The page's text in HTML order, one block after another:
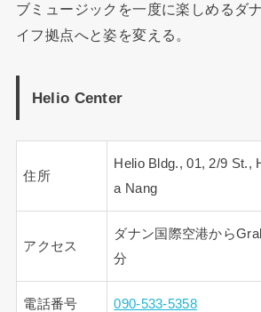
ブミュージックを一度に楽しめるダ
イフ拠点へと姿を変える。
Helio Center
住所
Helio Bldg., 01, 2/9 St.,
a Nang
アクセス
ダナン国際空港から
分
電話番号 090-533-5358